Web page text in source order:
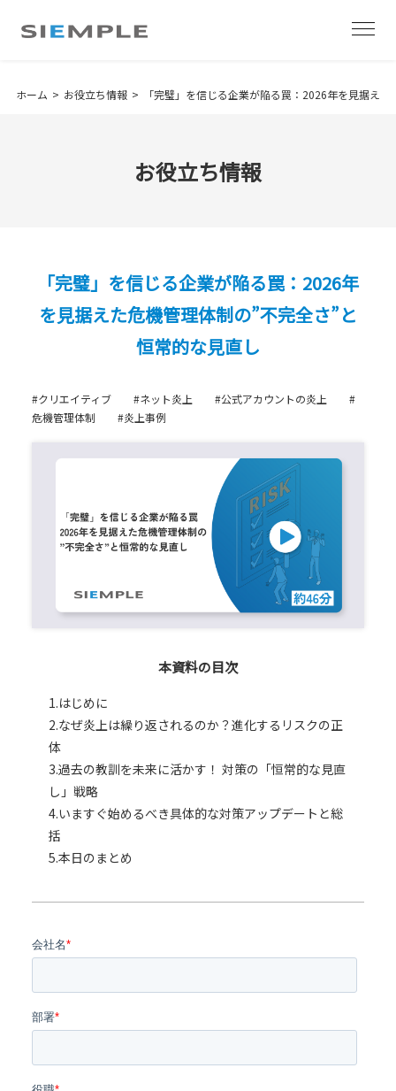
ホーム お役立ち情報 「完璧」を信じる企業が陥る罠：2026年を見据え
お役立ち情報
「完璧」を信じる企業が陥る罠：2026年
を見据えた危機管理体制の”不完全さ”と
恒常的な見直し
#クリエイティブ #ネット炎上 #公式アカウントの炎上
#
危機管理体制
#炎上事例
本資料の目次
1.はじめに
2.なぜ炎上は繰り返されるのか？進化するリスクの正
体
3.過去の教訓を未来に活かす！ 対策の「恒常的な見直
し」戦略
4.いますぐ始めるべき具体的な対策アップデートと総
括
5.本日のまとめ